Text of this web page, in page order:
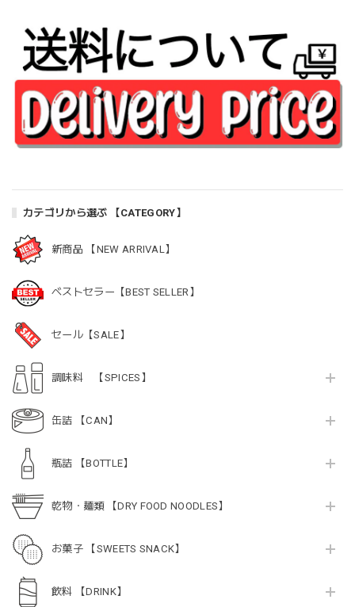
カテゴリから選ぶ 【CATEGORY】
新商品 【NEW ARRIVAL】
ベストセラー【BEST SELLER】
セール【SALE】
調味料 【SPICES】
缶詰 【CAN】
瓶詰 【BOTTLE】
乾物・麺類 【DRY FOOD NOODLES】
お菓子 【SWEETS SNACK】
飲料 【DRINK】